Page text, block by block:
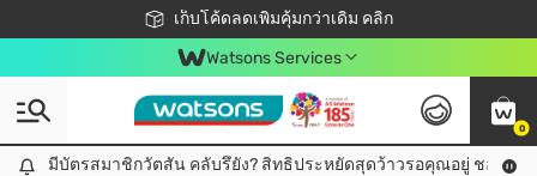
เก็บโค้ดลดเพิ่มคุ้มกว่าเดิม คลิก
ชอปออนไลน์ครั้งแรก ลดเพิ่มจุก ๆ 10%! 🎉
📦ส่งฟรี! เมื่อชอป 499฿
สมาชิกวัตสัน คลับดียังไง?
Watsons Services
0
มีบัตรสมาชิกวัตสัน คลับรึยัง? สิทธิประหยัดสุดว้าวรอคุณอยู่ ชอปคุ้มกว่าเดิม คลิก!
มีบัตรสมาชิกวัตสัน คลับรึยัง? สิทธิประหยัดสุดว้าวรอคุณอยู่ ชอปคุ้มก